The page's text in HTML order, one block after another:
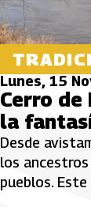
Lunes, 15
Cerro
la
Desde
los
pueblos. Este